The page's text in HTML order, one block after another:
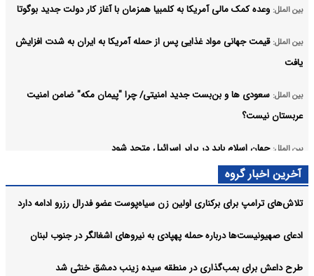
بین الملل: وعده کمک مالی آمریکا به کلمبیا همزمان با آغاز کار دولت جدید بوگوتا
بین الملل: قیمت جهانی مواد غذایی پس از حمله آمریکا به ایران به شدت افزایش
یافت
بین الملل: سعودی ها و بن‌بست جدید امنیتی/ چرا "پیمان مکه" ضامن امنیت
عربستان نیست؟
بین الملل: جهان اسلام باید در برابر اسرائیل متحد شود
بین الملل: چین به ژاپن هشدار داد
بین الملل: بیانیه‌های شورای امنیت ارزش توجه ندارد
آرشیو
آخرین اخبار گروه
تلاش‌های ترامپ برای برکناری اولین زن سیاه‌پوست عضو فدرال رزرو ادامه دارد
ادعای صهیونیست‌ها درباره حمله پهپادی به نیروهای اشغالگر در جنوب لبنان
طرح داعش برای بمب‌گذاری در منطقه سیده زینب دمشق خنثی شد